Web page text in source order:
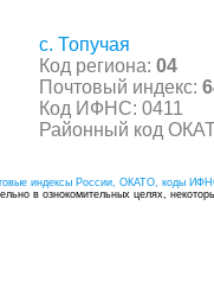
с. Топучая
Код региона: 04
Почтовый индекс:
Код ИФНС: 0411
Районный код
индексы России, ОКАТО, коды
в ознокомительных целях,